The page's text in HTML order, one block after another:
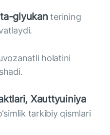
glyukan terining
holatini
Xauttyuiniya
tarkibiy qismlari